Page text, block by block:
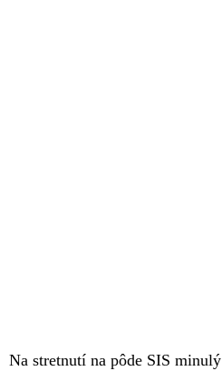
Na stretnutí na pôde SIS